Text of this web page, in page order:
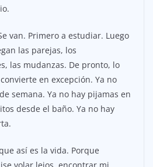
van. Primero a estudiar. Luego
las parejas, los
las mudanzas. De pronto, lo
en excepción. Ya no
semana. Ya no hay pijamas en
desde el baño. Ya no hay
así es la vida. Porque